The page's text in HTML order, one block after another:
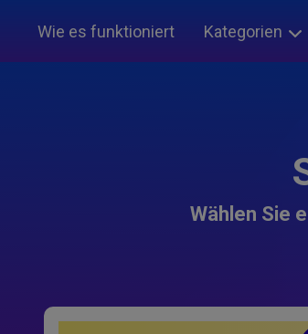
Wie es funktioniert Kategorien
Wählen Sie